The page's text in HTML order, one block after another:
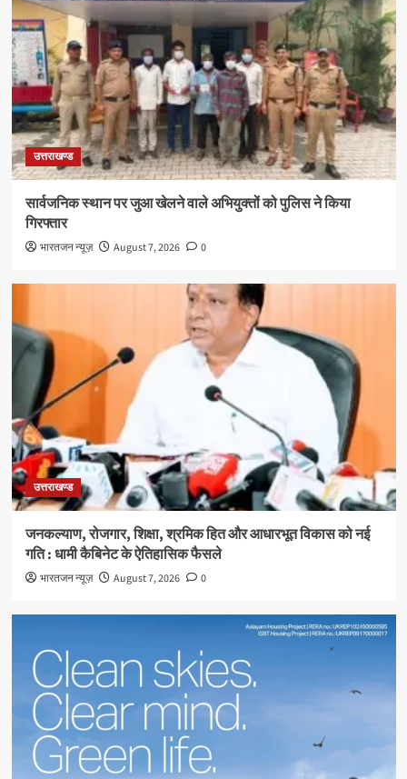
उत्तराखण्ड
सार्वजनिक स्थान पर जुआ खेलने वाले अभियुक्तों को पुलिस ने किया
गिरफ्तार
भारतजन न्यूज़ August 7, 2026 0
उत्तराखण्ड
जनकल्याण, रोजगार, शिक्षा, श्रमिक हित और आधारभूत विकास को नई
गति : धामी कैबिनेट के ऐतिहासिक फैसले
भारतजन न्यूज़ August 7, 2026 0